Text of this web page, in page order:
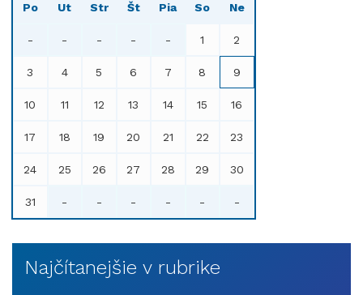
Po Ut Str Št Pia So Ne
- - - - - 1 2
3 4 5 6 7 8 9
10 11 12 13 14 15 16
17 18 19 20 21 22 23
24 25 26 27 28 29 30
31 - - - - - -
Najčítanejšie v rubrike